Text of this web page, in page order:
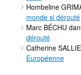
Hombeline
monde si dérouté
Marc BÉCHU
dérouté
Catherine
Européenne